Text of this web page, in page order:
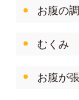
お腹の
むくみ
お腹が